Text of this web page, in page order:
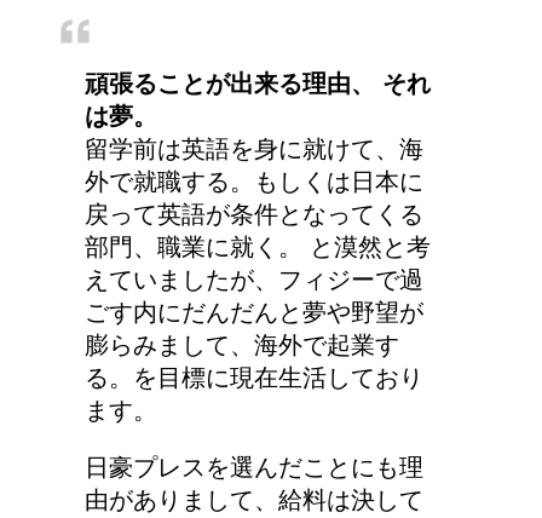
頑張ることが出来る理由、 それ
は夢。
留学前は英語を身に就けて、海
外で就職する。もしくは日本に
戻って英語が条件となってくる
部門、職業に就く。 と漠然と考
えていましたが、フィジーで過
ごす内にだんだんと夢や野望が
膨らみまして、海外で起業す
る。を目標に現在生活しており
ます。
日豪プレスを選んだことにも理
由がありまして、給料は決して